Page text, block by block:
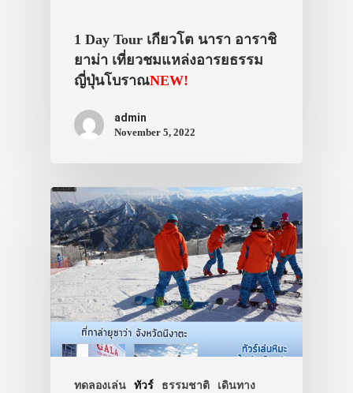
1 Day Tour เกียวโต นารา อาราชิ
ยาม่า เที่ยวชมแหล่งอารยธรรม
ญี่ปุ่นโบราณNEW!
admin
November 5, 2022
ทดลองเล่น ทัวร์ ธรรมชาติ เดินทาง
ประเทศญี่ปุ่น
เที่ยวญี่ปุ่นด้ว
เอง
รถบัส
เดินทาง
ทัวร์
ที่พัก
สาระน่ารู้